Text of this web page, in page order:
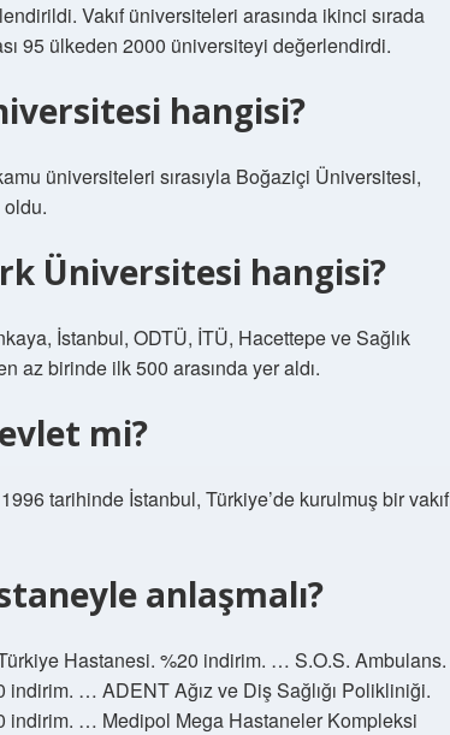
Vakıf üniversiteleri arasında ikinci sırada
95 ülkeden 2000 üniversiteyi değerlendirdi.
hangisi?
üniversiteleri sırasıyla Boğaziçi Üniversitesi,
Üniversitesi hangisi?
İstanbul, ODTÜ, İTÜ, Hacettepe ve Sağlık
az birinde ilk 500 arasında yer aldı.
mi?
tarihinde İstanbul, Türkiye’de kurulmuş bir vakıf
anlaşmalı?
Hastanesi. %20 indirim. … S.O.S. Ambulans.
… ADENT Ağız ve Diş Sağlığı Polikliniği.
indirim. … Medipol Mega Hastaneler Kompleksi